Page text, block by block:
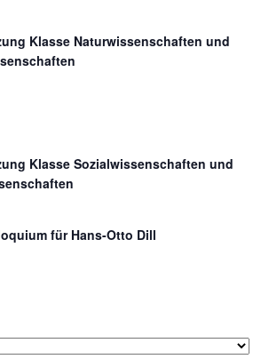
Klasse Naturwissenschaften und
Klasse Sozialwissenschaften und
für Hans-Otto Dill